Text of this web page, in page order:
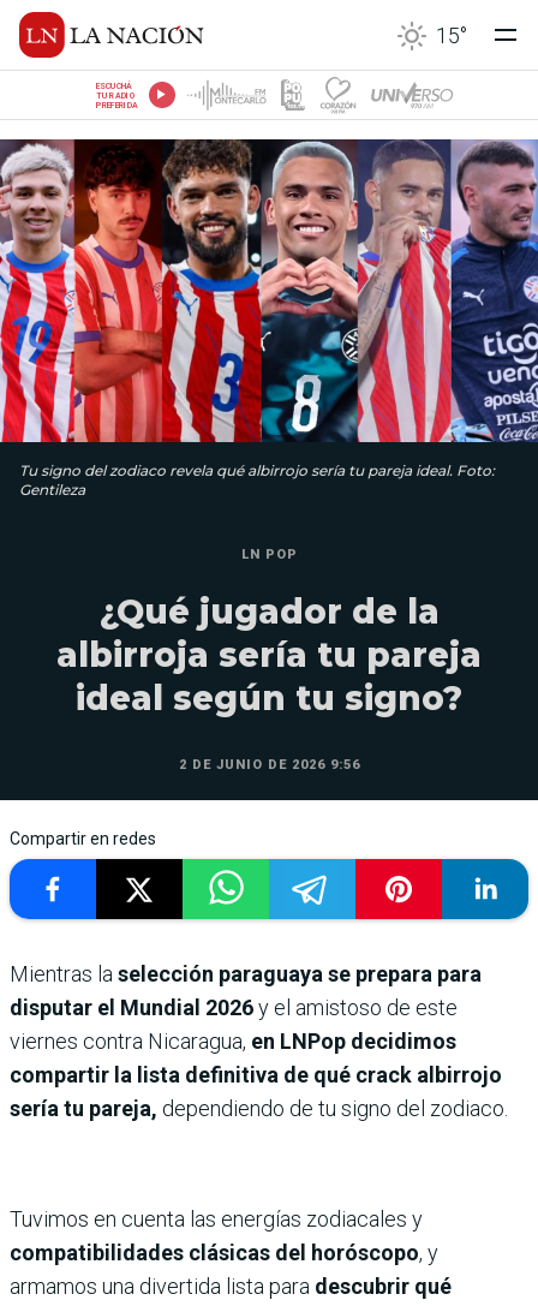
15°
ESCUCHÁ
TU RADIO
PREFERIDA
Tu signo del zodiaco revela qué albirrojo sería tu pareja ideal. Foto:
Gentileza
LN POP
¿Qué jugador de la
albirroja sería tu pareja
ideal según tu signo?
2 DE JUNIO DE 2026 9:56
Compartir en redes
Mientras la selección paraguaya se prepara para
disputar el Mundial 2026y el amistoso de este
viernes contra Nicaragua, en LNPop decidimos
compartir la lista definitiva de qué crack albirrojo
sería tu pareja, dependiendo de tu signo del zodiaco.
Tuvimos en cuenta las energías zodiacales y
compatibilidades clásicas del horóscopo, y
armamos una divertida lista para descubrir qué